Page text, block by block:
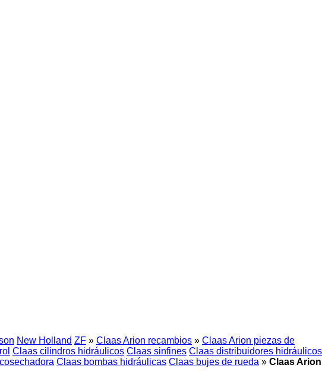
New Holland ZF » Claas Arion recambios » Claas Arion piezas de
Claas cilindros hidráulicos Claas sinfines Claas distribuidores hidráulicos
Claas bombas hidráulicas Claas bujes de rueda » Claas Arion